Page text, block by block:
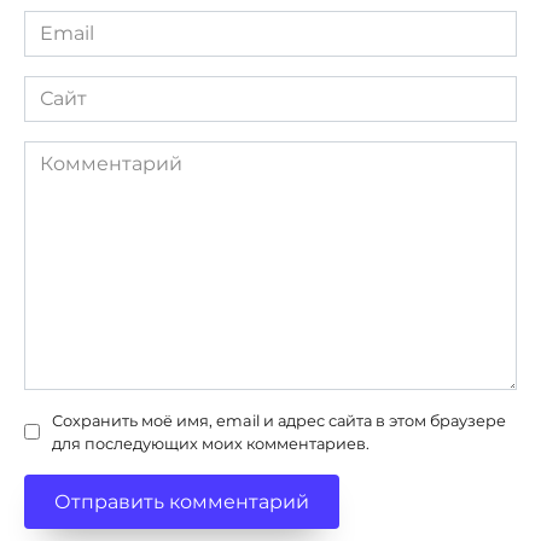
Email
*
Сайт
Комментарий
Сохранить моё имя, email и адрес сайта в этом браузере
для последующих моих комментариев.